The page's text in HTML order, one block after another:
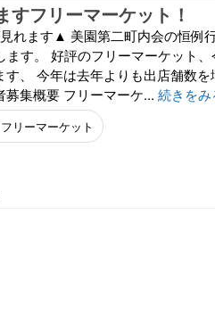
すフリーマーケット！
れます▲ 美園第二町内会の恒例
す。 好評のフリーマーケット、
、 今年は去年よりも出店舗数を
集概要 フリーマーケ... 続きをみ
フリーマーケット